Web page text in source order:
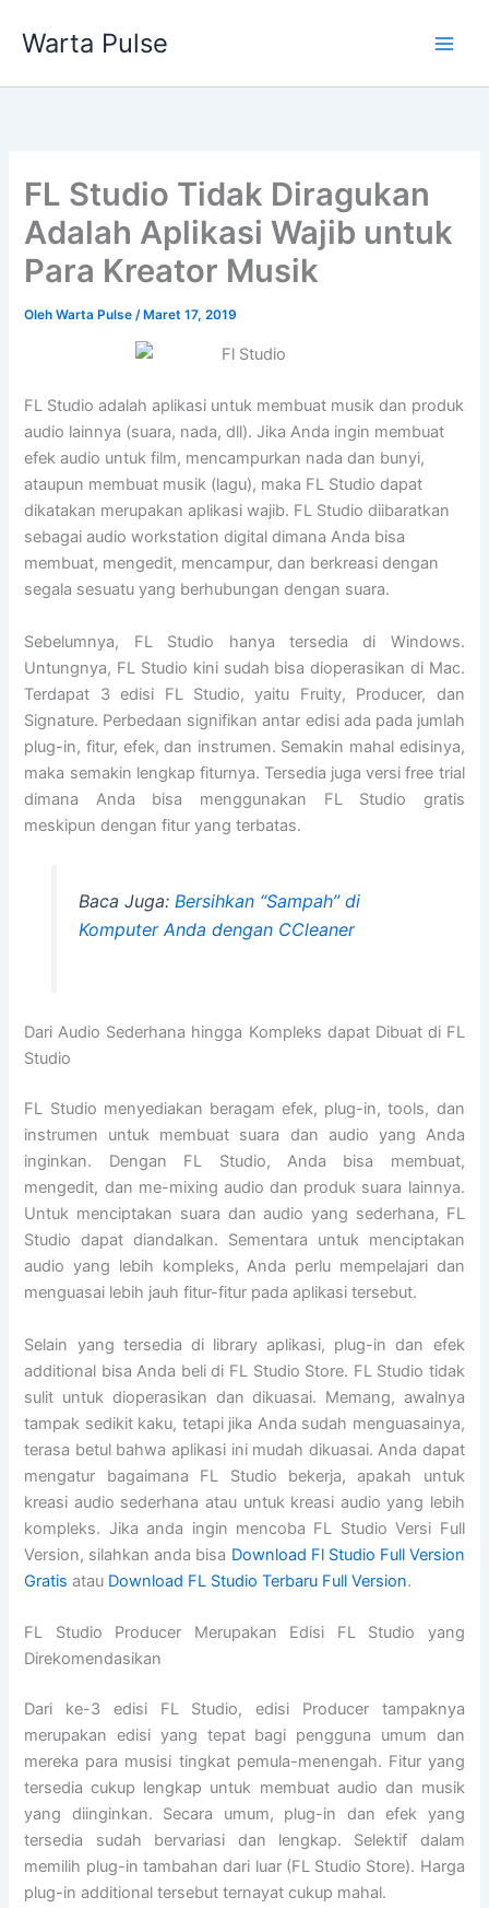
Warta Pulse
FL Studio Tidak Diragukan
Adalah Aplikasi Wajib untuk
Para Kreator Musik
OlehWarta Pulse/ Maret 17, 2019
FL Studio adalah aplikasi untuk membuat musik dan produk
audio lainnya (suara, nada, dll). Jika Anda ingin membuat
efek audio untuk film, mencampurkan nada dan bunyi,
ataupun membuat musik (lagu), maka FL Studio dapat
dikatakan merupakan aplikasi wajib. FL Studio diibaratkan
sebagai audio workstation digital dimana Anda bisa
membuat, mengedit, mencampur, dan berkreasi dengan
segala sesuatu yang berhubungan dengan suara.
Sebelumnya, FL Studio hanya tersedia di Windows.
Untungnya, FL Studio kini sudah bisa dioperasikan di Mac.
Terdapat 3 edisi FL Studio, yaitu Fruity, Producer, dan
Signature. Perbedaan signifikan antar edisi ada pada jumlah
plug-in, fitur, efek, dan instrumen. Semakin mahal edisinya,
maka semakin lengkap fiturnya. Tersedia juga versi free trial
dimana Anda bisa menggunakan FL Studio gratis
meskipun dengan fitur yang terbatas.
Baca Juga: Bersihkan “Sampah” di
Komputer Anda dengan CCleaner
Dari Audio Sederhana hingga Kompleks dapat Dibuat di FL
Studio
FL Studio menyediakan beragam efek, plug-in, tools, dan
instrumen untuk membuat suara dan audio yang Anda
inginkan. Dengan FL Studio, Anda bisa membuat,
mengedit, dan me-mixing audio dan produk suara lainnya.
Untuk menciptakan suara dan audio yang sederhana, FL
Studio dapat diandalkan. Sementara untuk menciptakan
audio yang lebih kompleks, Anda perlu mempelajari dan
menguasai lebih jauh fitur-fitur pada aplikasi tersebut.
Selain yang tersedia di library aplikasi, plug-in dan efek
additional bisa Anda beli di FL Studio Store. FL Studio tidak
sulit untuk dioperasikan dan dikuasai. Memang, awalnya
tampak sedikit kaku, tetapi jika Anda sudah menguasainya,
terasa betul bahwa aplikasi ini mudah dikuasai. Anda dapat
mengatur bagaimana FL Studio bekerja, apakah untuk
kreasi audio sederhana atau untuk kreasi audio yang lebih
kompleks. Jika anda ingin mencoba FL Studio Versi Full
Version, silahkan anda bisa Download Fl Studio Full Version
Gratis atau Download FL Studio Terbaru Full Version.
FL Studio Producer Merupakan Edisi FL Studio yang
Direkomendasikan
Dari ke-3 edisi FL Studio, edisi Producer tampaknya
merupakan edisi yang tepat bagi pengguna umum dan
mereka para musisi tingkat pemula-menengah. Fitur yang
tersedia cukup lengkap untuk membuat audio dan musik
yang diinginkan. Secara umum, plug-in dan efek yang
tersedia sudah bervariasi dan lengkap. Selektif dalam
memilih plug-in tambahan dari luar (FL Studio Store). Harga
plug-in additional tersebut ternayat cukup mahal.